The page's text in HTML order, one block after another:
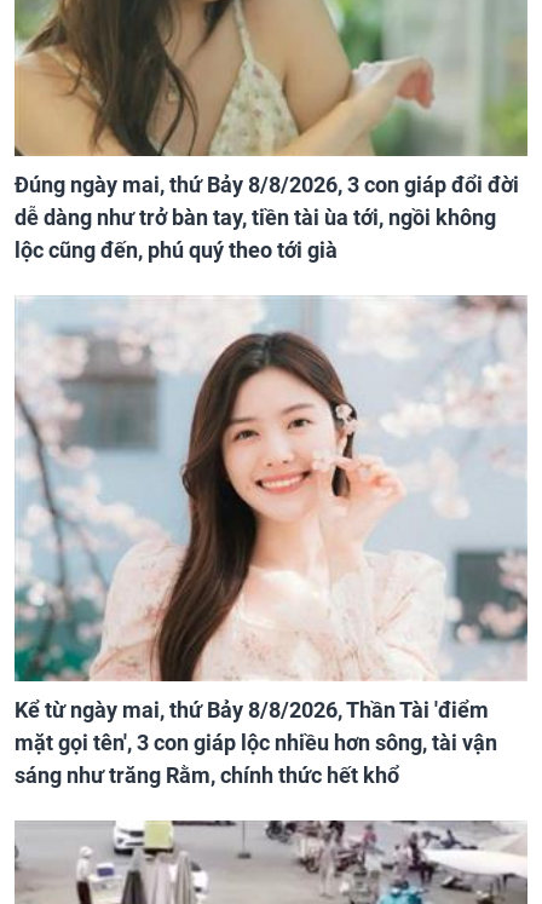
Đúng ngày mai, thứ Bảy 8/8/2026, 3 con giáp đổi đời
dễ dàng như trở bàn tay, tiền tài ùa tới, ngồi không
lộc cũng đến, phú quý theo tới già
Kể từ ngày mai, thứ Bảy 8/8/2026, Thần Tài 'điểm
mặt gọi tên', 3 con giáp lộc nhiều hơn sông, tài vận
sáng như trăng Rằm, chính thức hết khổ